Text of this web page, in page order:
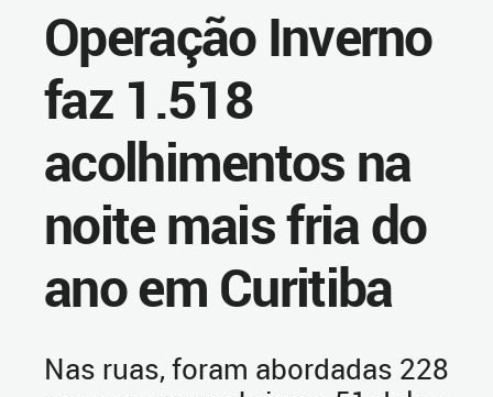
Operação Inverno
faz 1.518
acolhimentos na
noite mais fria do
ano em Curitiba
Nas ruas, foram abordadas 228